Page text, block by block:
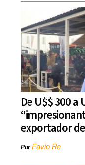
De U$$ 300 a
exportador
PorFavio Re